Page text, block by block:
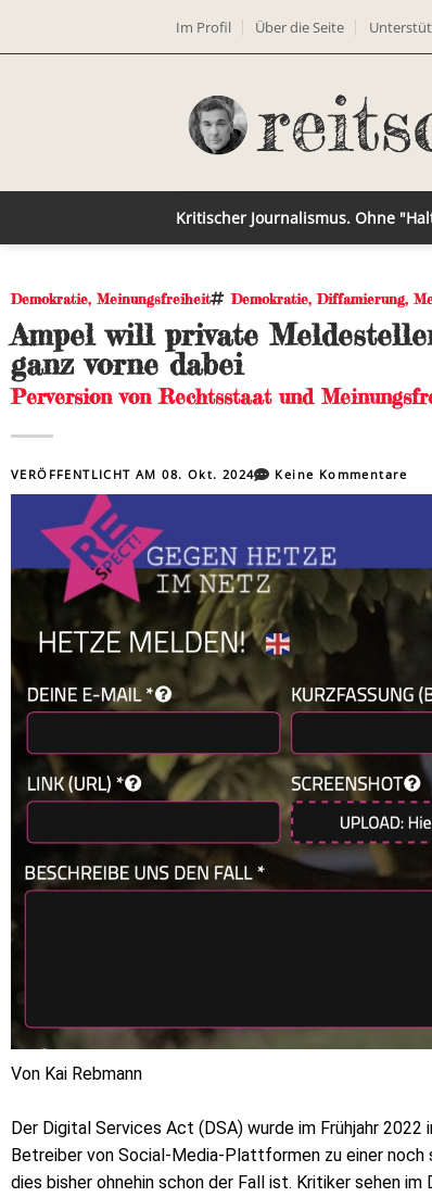
Im Profil Über die Seite
Kritischer Journalismus. Ohne
Demokratie, Meinungsfreiheit Demokratie,Diffamierung,
Ampel will private
ganz vorne dabei
Perversion von Rechtsstaat und
VERÖFFENTLICHT AM08. Okt. 2024 Keine Kommentare
Von Kai Rebmann
Der Digital Services Act (DSA) wurde im Frühjahr
Betreiber von Social-Media-Plattformen zu einer noch
dies bisher ohnehin schon der Fall ist. Kritiker sehen